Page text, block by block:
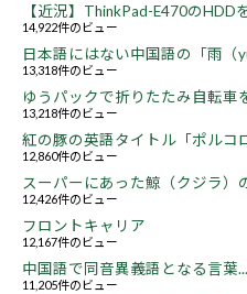
【近況】ThinkPad-E470のHDD
14,922件のビュー
日本語にはない中国語の「雨（
13,318件のビュー
ゆうパックで折りたたみ自転車
13,218件のビュー
紅の豚の英語タイトル「ポルコ
12,860件のビュー
スーパーにあった鯨（クジラ）
12,426件のビュー
フロントキャリア
12,167件のビュー
中国語で同音異義語となる言葉...
11,205件のビュー